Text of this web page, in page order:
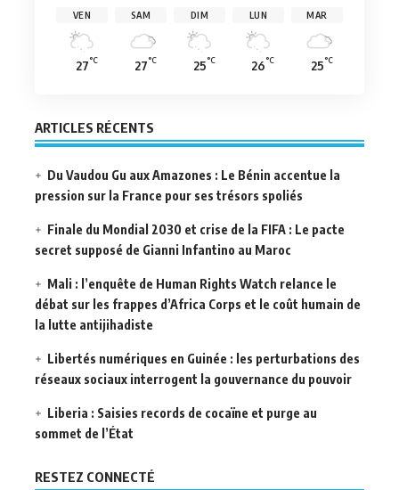
VEN
27°C
SAM
27°C
DIM
25°C
LUN
26°C
MAR
25°C
ARTICLES RÉCENTS
Du Vaudou Gu aux Amazones : Le Bénin accentue la
pression sur la France pour ses trésors spoliés
Finale du Mondial 2030 et crise de la FIFA : Le pacte
secret supposé de Gianni Infantino au Maroc
Mali : l’enquête de Human Rights Watch relance le
débat sur les frappes d’Africa Corps et le coût humain de
la lutte antijihadiste
Libertés numériques en Guinée : les perturbations des
réseaux sociaux interrogent la gouvernance du pouvoir
Liberia : Saisies records de cocaïne et purge au
sommet de l’État
RESTEZ CONNECTÉ